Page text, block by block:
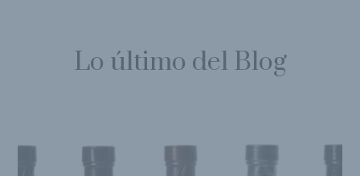
Lo último del Blog